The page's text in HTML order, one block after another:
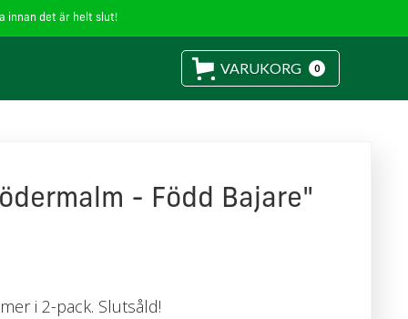
innan det är helt slut!
VARUKORG 0
- Född Bajare"
i 2-pack. Slutsåld!